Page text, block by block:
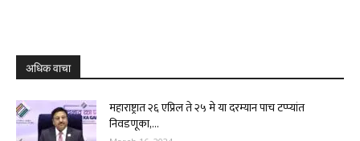
अधिक वाचा
महाराष्ट्रात २६ एप्रिल ते २५ मे या दरम्यान पाच टप्प्यांत
निवडणूका,...